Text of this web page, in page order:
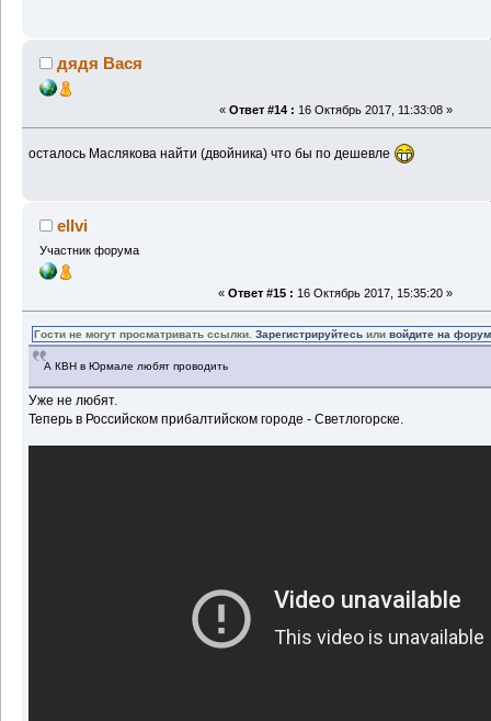
дядя Вася
« Ответ #14 : 16 Октябрь 2017, 11:33:08 »
осталось Маслякова найти (двойника) что бы по дешевле
ellvi
Участник форума
« Ответ #15 : 16 Октябрь 2017, 15:35:20 »
Гости не могут просматривать ссылки.Зарегистрируйтесь иливойдите на форум
А КВН в Юрмале любят проводить
Уже не любят.
Теперь в Российском прибалтийском городе - Светлогорске.